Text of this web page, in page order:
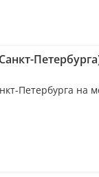
Петербурга на